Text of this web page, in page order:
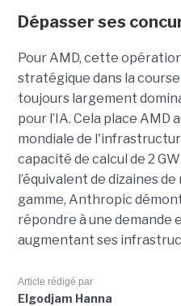
Dépasser ses
Pour AMD, cette
stratégique dans la course
toujours largement
pour l’IA. Cela place
mondiale de
capacité de calcul de 2
l’équivalent de dizaines
gamme, Anthropic
répondre à une demande
augmentant ses
Article rédigé par
Elgodjam Hanna